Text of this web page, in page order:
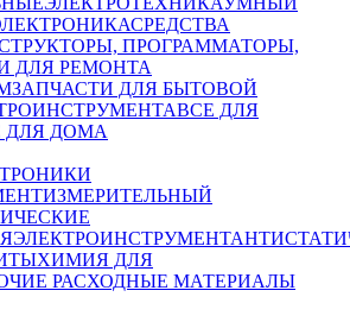
СРЕДСТВА
ПРОГРАММАТОРЫ,
ДЛЯ РЕМОНТА
ЗАПЧАСТИ ДЛЯ БЫТОВОЙ
ВСЕ ДЛЯ
ДЛЯ ДОМА
ИЗМЕРИТЕЛЬНЫЙ
ЭЛЕКТРОИНСТРУМЕНТ
ХИМИЯ ДЛЯ
РАСХОДНЫЕ МАТЕРИАЛЫ